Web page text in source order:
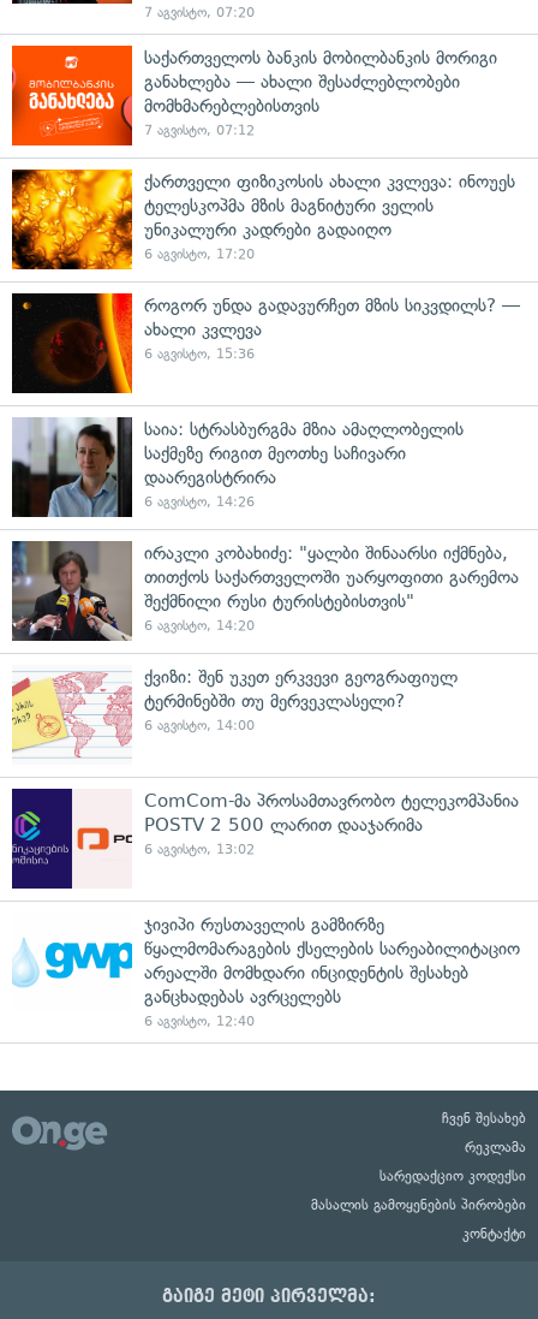
7 აგვისტო, 07:20
საქართველოს ბანკის მობილბანკის მორიგი
განახლება — ახალი შესაძლებლობები
მომხმარებლებისთვის
7 აგვისტო, 07:12
ქართველი ფიზიკოსის ახალი კვლევა: ინოუეს
ტელესკოპმა მზის მაგნიტური ველის
უნიკალური კადრები გადაიღო
6 აგვისტო, 17:20
როგორ უნდა გადავურჩეთ მზის სიკვდილს? —
ახალი კვლევა
6 აგვისტო, 15:36
საია: სტრასბურგმა მზია ამაღლობელის
საქმეზე რიგით მეოთხე საჩივარი
დაარეგისტრირა
6 აგვისტო, 14:26
ირაკლი კობახიძე: "ყალბი შინაარსი იქმნება,
თითქოს საქართველოში უარყოფითი გარემოა
შექმნილი რუსი ტურისტებისთვის"
6 აგვისტო, 14:20
ქვიზი: შენ უკეთ ერკვევი გეოგრაფიულ
ტერმინებში თუ მერვეკლასელი?
6 აგვისტო, 14:00
ComCom-მა პროსამთავრობო ტელეკომპანია
POSTV 2 500 ლარით დააჯარიმა
6 აგვისტო, 13:02
ჯივიპი რუსთაველის გამზირზე
წყალმომარაგების ქსელების სარეაბილიტაციო
არეალში მომხდარი ინციდენტის შესახებ
განცხადებას ავრცელებს
6 აგვისტო, 12:40
ჩვენ შესახებ
რეკლამა
სარედაქციო კოდექსი
მასალის გამოყენების პირობები
კონტაქტი
გაიგე მეტი პირველმა: